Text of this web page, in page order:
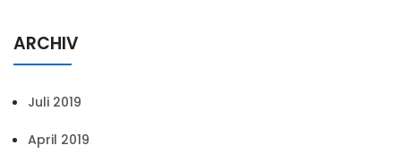
ARCHIV
Juli 2019
April 2019